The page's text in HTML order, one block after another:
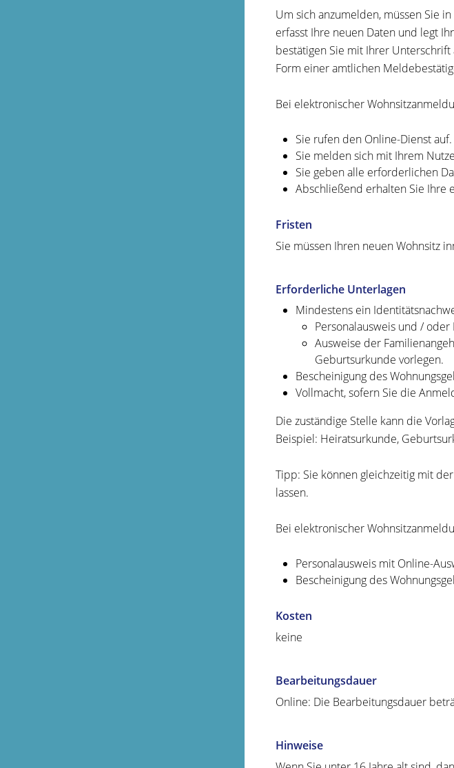
Um sich anzumelden, müssen Sie
erfasst Ihre neuen Daten und legt
bestätigen Sie mit Ihrer
Form einer amtlichen
Bei elektronischer
Sie rufen den Online-Dienst auf.
Sie melden sich mit Ihrem
Sie geben alle erforderlichen
Abschließend erhalten Sie Ihre
Fristen
Sie müssen Ihren neuen Wohnsitz
Erforderliche Unterlagen
Mindestens ein
Personalausweis und / oder
Ausweise der
Geburtsurkunde vorlegen.
Bescheinigung des
Vollmacht, sofern Sie die
Die zuständige Stelle kann die
Beispiel: Heiratsurkunde,
Tipp: Sie können gleichzeitig mit
lassen.
Bei elektronischer
Personalausweis mit Online-
Bescheinigung des
Kosten
keine
Bearbeitungsdauer
Online: Die Bearbeitungsdauer
Hinweise